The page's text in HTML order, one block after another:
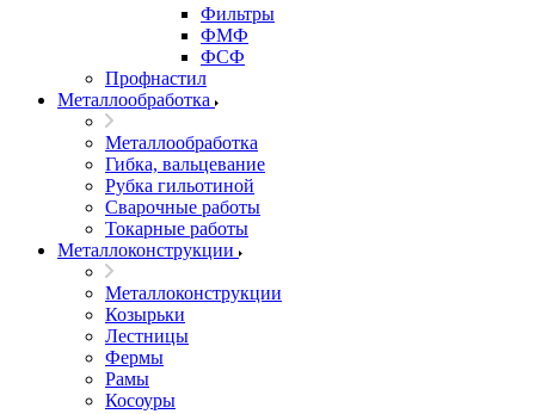
Фильтры
ФМФ
ФСФ
Профнастил
Металлообработка
Металлообработка
Гибка, вальцевание
Рубка гильотиной
Сварочные работы
Токарные работы
Металлоконструкции
Металлоконструкции
Козырьки
Лестницы
Фермы
Рамы
Косоуры